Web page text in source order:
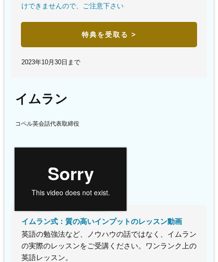
けできませんので、ご注意下さい
特典を受取る >
2023年10月30日まで
イムラン
コペル英会話代表取締役
イムラン式：質の高いインプットのレッスン動画
英語の勉強法など、ノウハウの話ではなく、イムラン
の実際のレッスンをご受講ください。ワンランク上の
英語レッスン。